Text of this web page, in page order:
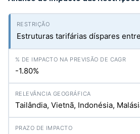
Estruturas tarifárias díspares
-1.80%
Tailândia, Vietnã, Indonésia,